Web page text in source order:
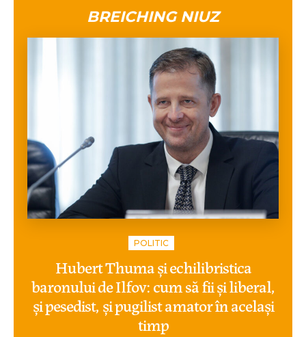
BREICHING NIUZ
POLITIC
Hubert Thuma și echilibristica
baronului de Ilfov: cum să fii și liberal,
și pesedist, și pugilist amator în același
timp